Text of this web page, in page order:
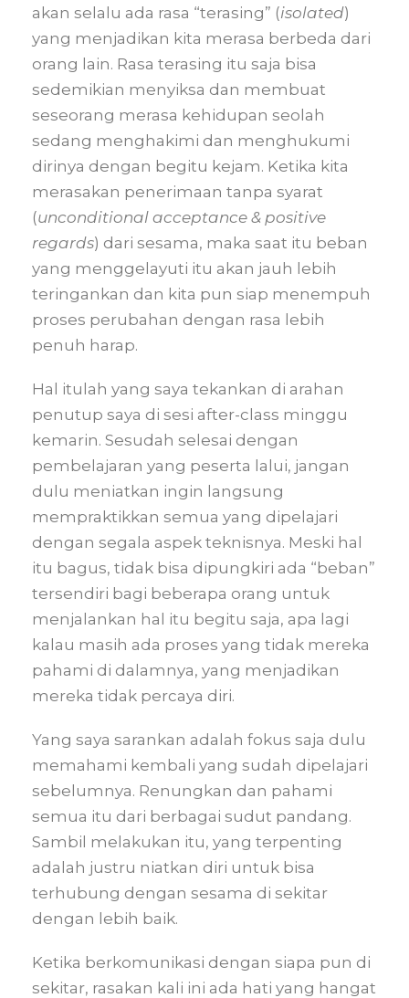
akan selalu ada rasa “terasing” (isolated)
yang menjadikan kita merasa berbeda dari
orang lain. Rasa terasing itu saja bisa
sedemikian menyiksa dan membuat
seseorang merasa kehidupan seolah
sedang menghakimi dan menghukumi
dirinya dengan begitu kejam. Ketika kita
merasakan penerimaan tanpa syarat
(unconditional acceptance & positive
regards) dari sesama, maka saat itu beban
yang menggelayuti itu akan jauh lebih
teringankan dan kita pun siap menempuh
proses perubahan dengan rasa lebih
penuh harap.
Hal itulah yang saya tekankan di arahan
penutup saya di sesi after-class minggu
kemarin. Sesudah selesai dengan
pembelajaran yang peserta lalui, jangan
dulu meniatkan ingin langsung
mempraktikkan semua yang dipelajari
dengan segala aspek teknisnya. Meski hal
itu bagus, tidak bisa dipungkiri ada “beban”
tersendiri bagi beberapa orang untuk
menjalankan hal itu begitu saja, apa lagi
kalau masih ada proses yang tidak mereka
pahami di dalamnya, yang menjadikan
mereka tidak percaya diri.
Yang saya sarankan adalah fokus saja dulu
memahami kembali yang sudah dipelajari
sebelumnya. Renungkan dan pahami
semua itu dari berbagai sudut pandang.
Sambil melakukan itu, yang terpenting
adalah justru niatkan diri untuk bisa
terhubung dengan sesama di sekitar
dengan lebih baik.
Ketika berkomunikasi dengan siapa pun di
sekitar, rasakan kali ini ada hati yang hangat